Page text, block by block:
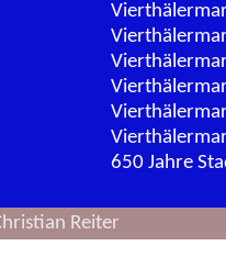
650 Jahre
Reiter